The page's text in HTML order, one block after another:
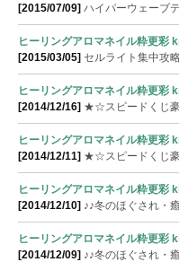
[2015/07/09] ハイパーウェーブ
ヒーリングアロマネイル粋更彩
[2015/03/05] セルライト集中攻
ヒーリングアロマネイル粋更彩
[2014/12/16] ★☆スピードくじ
ヒーリングアロマネイル粋更彩
[2014/12/11] ★☆スピードくじ
ヒーリングアロマネイル粋更彩
[2014/12/10] ♪♪冬のほぐされ・
ヒーリングアロマネイル粋更彩
[2014/12/09] ♪♪冬のほぐされ・